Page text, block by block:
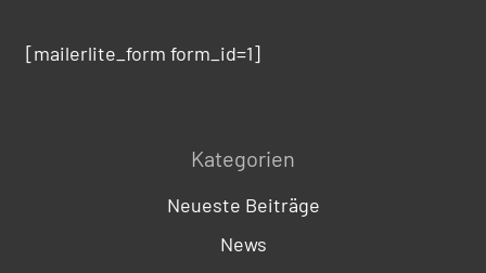
[mailerlite_form form_id=1]
Kategorien
Neueste Beiträge
News